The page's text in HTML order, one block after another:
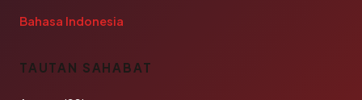
Bahasa Indonesia
TAUTAN SAHABAT